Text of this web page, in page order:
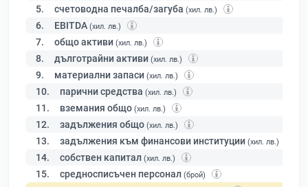
5. счетоводна печалба/загуба (хил. лв.)
6. EBITDA (хил. лв.)
7. общо активи (хил. лв.)
8. дълготрайни активи (хил. лв.)
9. материални запаси (хил. лв.)
10. парични средства (хил. лв.)
11. вземания общо (хил. лв.)
12. задължения общо (хил. лв.)
13. задължения към финансови институции (хил. лв.)
14. собствен капитал (хил. лв.)
15. средносписъчен персонал (брой)